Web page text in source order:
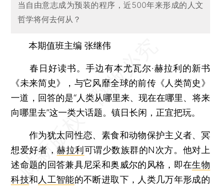
当自由意志成为预装的程序，近500年来形成的人文
哲学将何去何从？
本期值班主编 张继伟
春日好读书。手边有本尤瓦尔·赫拉利的新书
《未来简史》，与它风靡全球的前传《人类简史》
一道，回答的是“人类从哪里来、现在在哪里、将来
向哪里去”这一类大话题。镇日长闲，正宜把玩。
作为犹太同性恋、素食和动物保护主义者、冥
想爱好者，赫拉利 可谓少数族群的N次方。他对上
述命题的回答兼具尼采和奥威尔的风格，即在生物
科技和 人工智能的不断进取下，人类几万年形成的